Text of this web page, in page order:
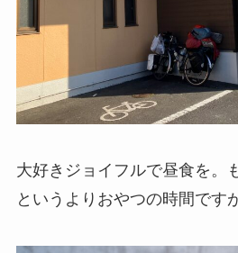
大好きジョイフルで昼食を。
というよりおやつの時間です